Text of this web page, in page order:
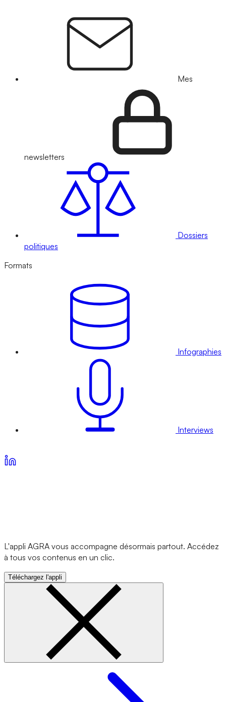
Mes
newsletters
Dossiers
politiques
Formats
Infographies
Interviews
L'appli AGRA vous accompagne désormais partout. Accédez
à tous vos contenus en un clic.
Téléchargez l'appli